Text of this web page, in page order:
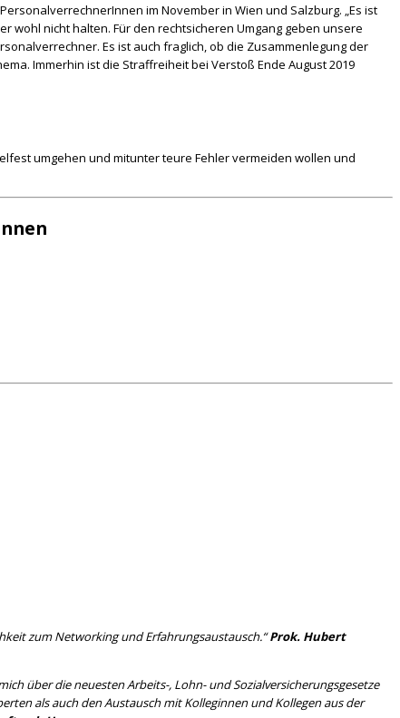
im November in Wien und Salzburg. „Es ist
wohl nicht halten. Für den rechtsicheren Umgang geben unsere
Es ist auch fraglich, ob die Zusammenlegung der
Immerhin ist die Straffreiheit bei Verstoß Ende August 2019
umgehen und mitunter teure Fehler vermeiden wollen und
zum Networking und Erfahrungsaustausch.“Prok. Hubert
über die neuesten Arbeits-, Lohn- und Sozialversicherungsgesetze
als auch den Austausch mit Kolleginnen und Kollegen aus der